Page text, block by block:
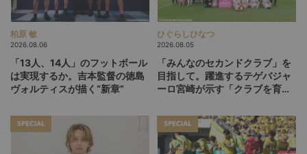
柏原 敏
2026.08.06
「13人、14人」のフットボール
は実現するか。吉本監督の徳島
ヴォルティスが描く“新章”
ひぐらしひなつ
2026.08.05
「みんなのセカンドクラブ」を
目指して。躍進するテゲバジャ
ーロ宮崎が示す「クラブを育て
SPECIAL SPECIAL